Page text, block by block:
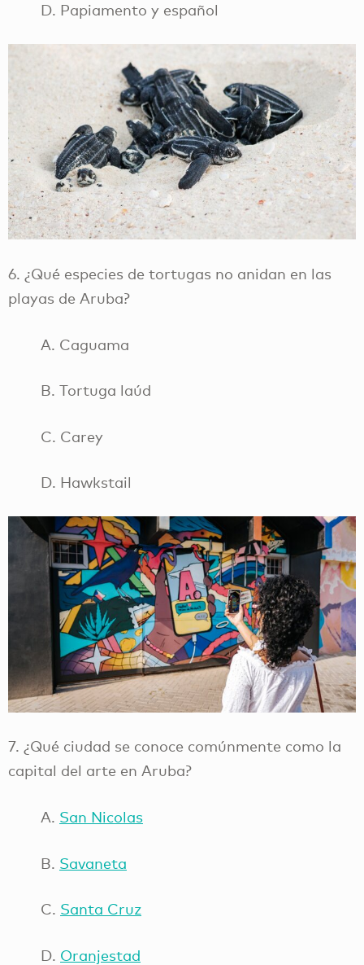
D. Papiamento y español
6. ¿Qué especies de tortugas no anidan en las
playas de Aruba?
A. Caguama
B. Tortuga laúd
C. Carey
D. Hawkstail
7. ¿Qué ciudad se conoce comúnmente como la
capital del arte en Aruba?
A. San Nicolas
B. Savaneta
C. Santa Cruz
D. Oranjestad